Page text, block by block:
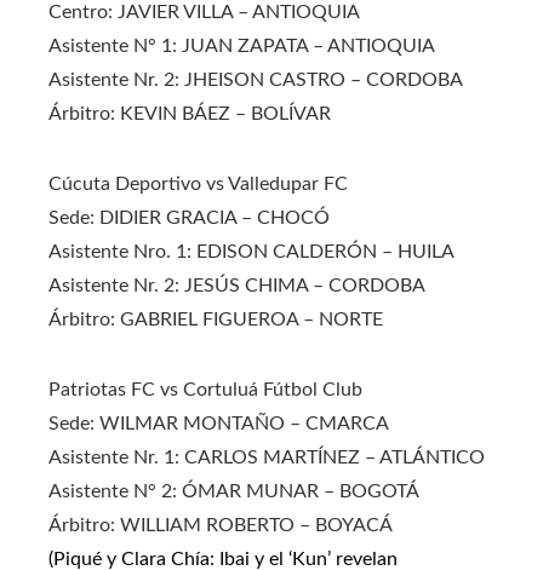
Centro: JAVIER VILLA – ANTIOQUIA
Asistente N° 1: JUAN ZAPATA – ANTIOQUIA
Asistente Nr. 2: JHEISON CASTRO – CORDOBA
Árbitro: KEVIN BÁEZ – BOLÍVAR
Cúcuta Deportivo vs Valledupar FC
Sede: DIDIER GRACIA – CHOCÓ
Asistente Nro. 1: EDISON CALDERÓN – HUILA
Asistente Nr. 2: JESÚS CHIMA – CORDOBA
Árbitro: GABRIEL FIGUEROA – NORTE
Patriotas FC vs Cortuluá Fútbol Club
Sede: WILMAR MONTAÑO – CMARCA
Asistente Nr. 1: CARLOS MARTÍNEZ – ATLÁNTICO
Asistente N° 2: ÓMAR MUNAR – BOGOTÁ
Árbitro: WILLIAM ROBERTO – BOYACÁ
(Piqué y Clara Chía: Ibai y el ‘Kun’ revelan